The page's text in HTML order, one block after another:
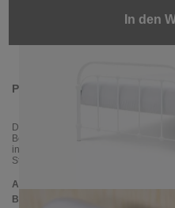
In den
Produktinformationen
Das freche Bettchen AMITA mit
Bett für Kinder und Jugendliche:
in jedem Schlafzimmer, der perfekt
Stil passt.
Abmessungen
Breite: